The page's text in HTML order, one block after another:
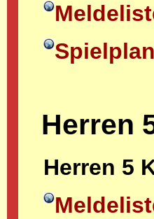
Herren
Herren 5